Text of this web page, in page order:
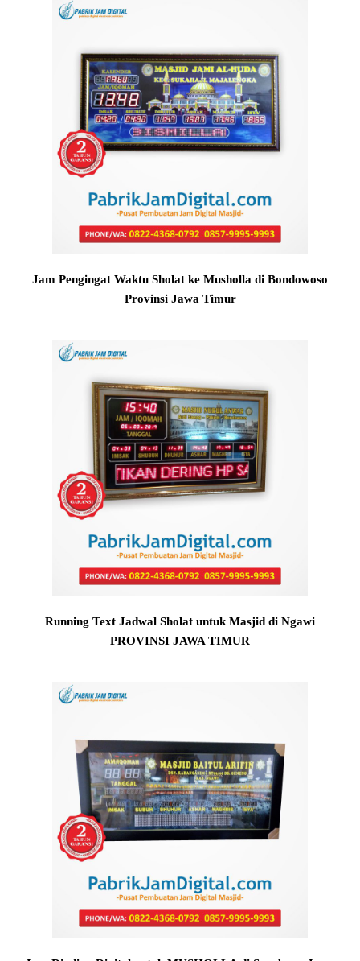
Jam Pengingat Waktu Sholat ke Musholla di Bondowoso
Provinsi Jawa Timur
Running Text Jadwal Sholat untuk Masjid di Ngawi
PROVINSI JAWA TIMUR